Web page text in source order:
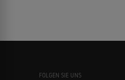
FOLGEN SIE UNS